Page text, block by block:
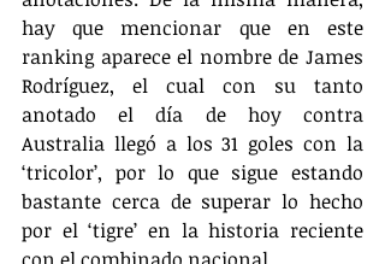
hay que mencionar que en este
ranking aparece el nombre de James
Rodríguez, el cual con su tanto
anotado el día de hoy contra
Australia llegó a los 31 goles con la
‘tricolor’, por lo que sigue estando
bastante cerca de superar lo hecho
por el ‘tigre’ en la historia reciente